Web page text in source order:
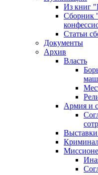
Из книг
Сборник
Статьи
Документы
Архив
Власть
Армия и